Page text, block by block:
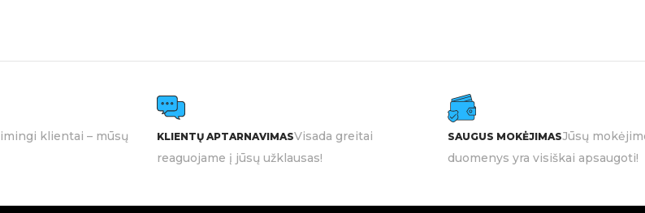
klientai – mūsų
KLIENTŲ APTARNAVIMASVisada greitai
reaguojame į jūsų užklausas!
SAUGUS MOKĖJIMASJūsų
duomenys yra visiškai apsaugoti!